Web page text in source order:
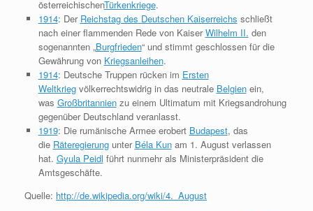
österreichischenTürkenkriege.
1914: Der Reichstag des Deutschen Kaiserreichs schließt
nach einer flammenden Rede von KaiserWilhelm II. den
sogenannten „Burgfrieden“ und stimmt geschlossen für die
Gewährung von Kriegsanleihen.
1914: Deutsche Truppen rücken im Ersten
Weltkriegvölkerrechtswidrig in das neutrale Belgienein,
was Großbritannienzu einem Ultimatum mit Kriegsandrohung
gegenüber Deutschland veranlasst.
1919: Die rumänische Armee erobert Budapest, das
die Räteregierungunter Béla Kunam 1. August verlassen
hat. Gyula Peidl führt nunmehr als Ministerpräsident die
Amtsgeschäfte.
Quelle: http://de.wikipedia.org/wiki/4._August